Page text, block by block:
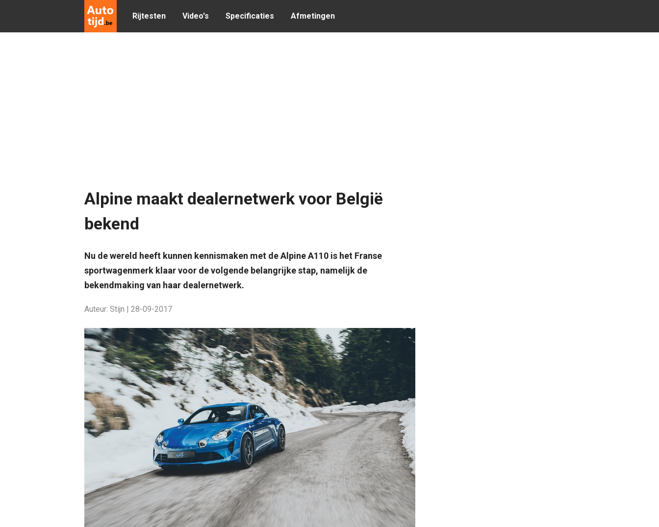
Rijtesten Video's Specificaties Afmetingen
Alpine maakt dealernetwerk voor België
bekend
Nu de wereld heeft kunnen kennismaken met de Alpine A110 is het Franse
sportwagenmerk klaar voor de volgende belangrijke stap, namelijk de
bekendmaking van haar dealernetwerk.
Auteur: Stijn | 28-09-2017